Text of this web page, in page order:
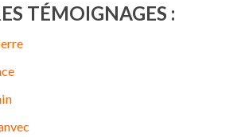
TÉMOIGNAGES :